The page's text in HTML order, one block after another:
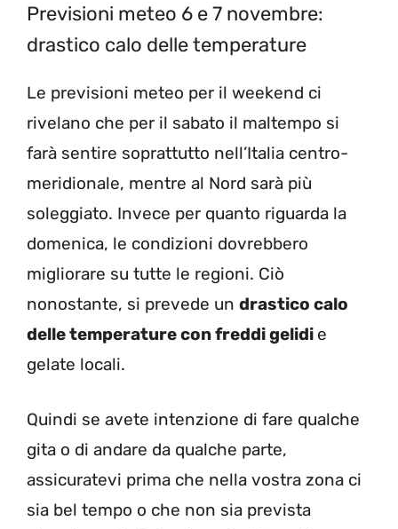
Previsioni meteo 6 e 7 novembre:
drastico calo delle temperature
Le previsioni meteo per il weekend ci
rivelano che per il sabato il maltempo si
farà sentire soprattutto nell’Italia centro-
meridionale, mentre al Nord sarà più
soleggiato. Invece per quanto riguarda la
domenica, le condizioni dovrebbero
migliorare su tutte le regioni. Ciò
nonostante, si prevede un drastico calo
delle temperature con freddi gelidi e
gelate locali.
Quindi se avete intenzione di fare qualche
gita o di andare da qualche parte,
assicuratevi prima che nella vostra zona ci
sia bel tempo o che non sia prevista